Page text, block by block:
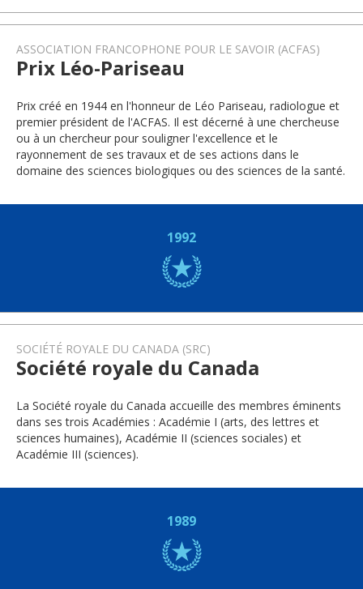
ASSOCIATION FRANCOPHONE POUR LE SAVOIR (ACFAS)
Prix Léo-Pariseau
Prix créé en 1944 en l'honneur de Léo Pariseau, radiologue et
premier président de l'ACFAS. Il est décerné à une chercheuse
ou à un chercheur pour souligner l'excellence et le
rayonnement de ses travaux et de ses actions dans le
domaine des sciences biologiques ou des sciences de la santé.
1992
SOCIÉTÉ ROYALE DU CANADA (SRC)
Société royale du Canada
La Société royale du Canada accueille des membres éminents
dans ses trois Académies : Académie I (arts, des lettres et
sciences humaines), Académie II (sciences sociales) et
Académie III (sciences).
1989